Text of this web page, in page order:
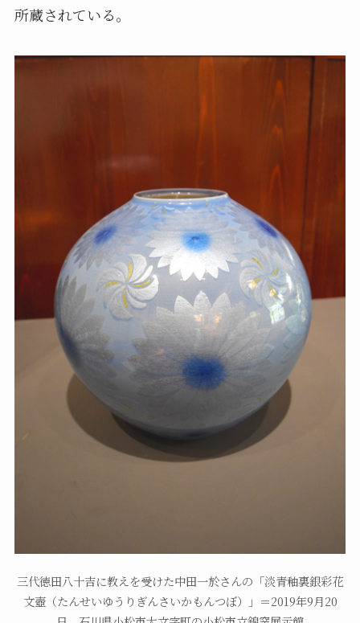
所蔵されている。
三代徳田八十吉に教えを受けた中田一於さんの「淡青釉裏銀彩花
文壺（たんせいゆうりぎんさいかもんつぼ）」＝2019年9月20